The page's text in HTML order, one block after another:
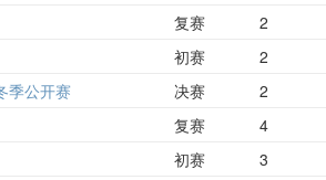
复赛 2
初赛 2
季公开赛 决赛 2
复赛 4
初赛 3